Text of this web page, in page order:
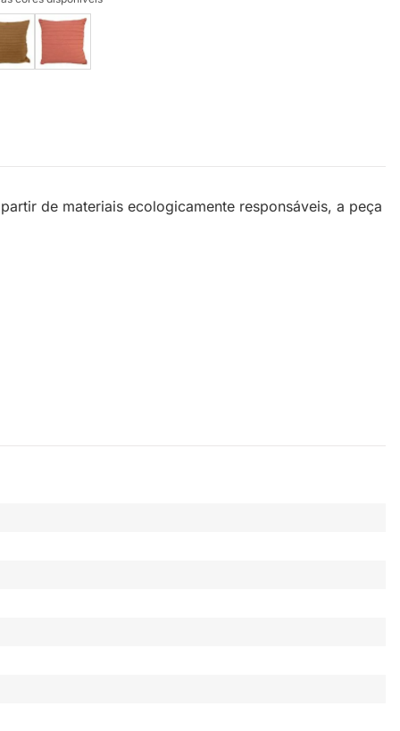
de materiais ecologicamente responsáveis, a peça